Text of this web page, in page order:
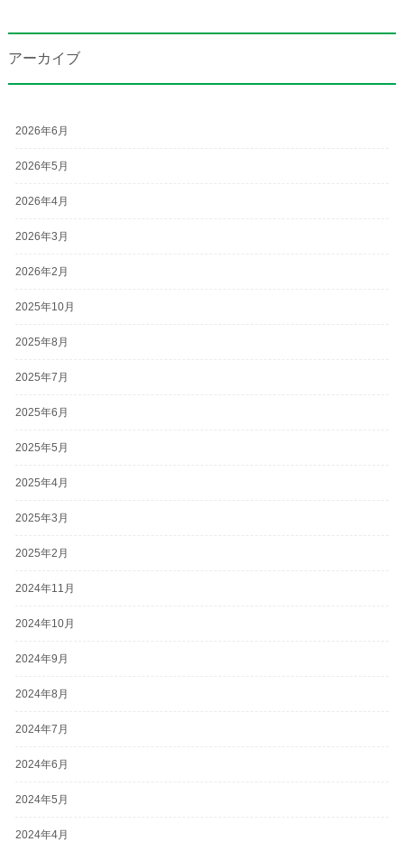
アーカイブ
2026年6月
2026年5月
2026年4月
2026年3月
2026年2月
2025年10月
2025年8月
2025年7月
2025年6月
2025年5月
2025年4月
2025年3月
2025年2月
2024年11月
2024年10月
2024年9月
2024年8月
2024年7月
2024年6月
2024年5月
2024年4月